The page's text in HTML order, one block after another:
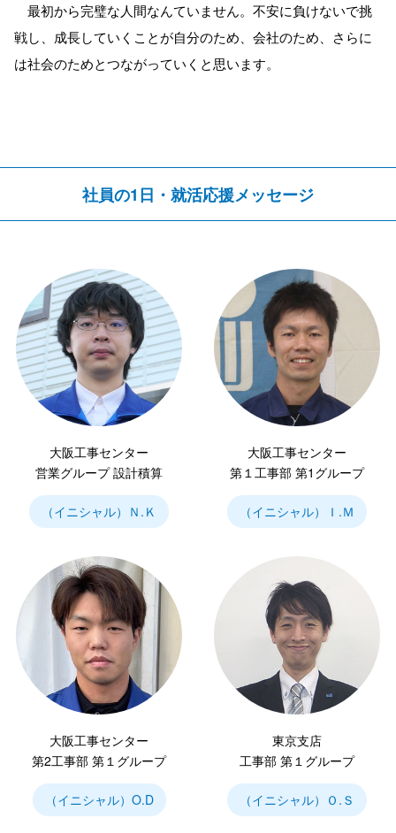
最初から完璧な人間なんていません。不安に負けないで挑
戦し、成長していくことが自分のため、会社のため、さらに
は社会のためとつながっていくと思います。
社員の1日・就活応援メッセージ
大阪工事センター
営業グループ 設計積算
（イニシャル）Ｎ.Ｋ
大阪工事センター
第１工事部 第1グループ
（イニシャル）Ｉ.Ｍ
大阪工事センター
第2工事部 第１グループ
（イニシャル）O.D
東京支店
工事部 第１グループ
（イニシャル）Ｏ.Ｓ